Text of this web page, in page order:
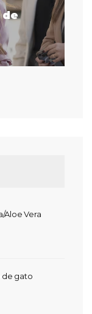
de
Aloe Vera
de gato